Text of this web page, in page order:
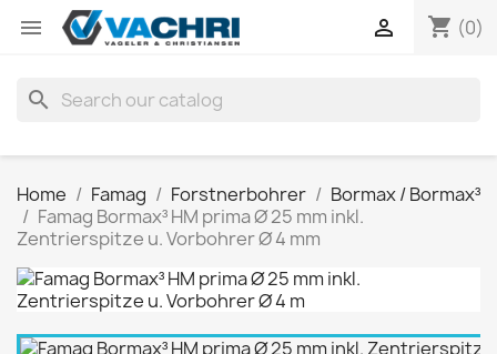
 shopping_cart (0)

search
Home Famag Forstnerbohrer
Bormax / Bormax³
Famag Bormax³ HM prima Ø 25 mm inkl.
Zentrierspitze u. Vorbohrer Ø 4 mm